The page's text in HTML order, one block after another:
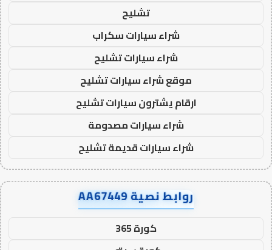
تشليح
شراء سيارات سكراب
شراء سيارات تشليح
موقع شراء سيارات تشليح
ارقام يشترون سيارات تشليح
شراء سيارات مصدومة
شراء سيارات قديمة تشليح
روابط نصية AA67449
كورة 365